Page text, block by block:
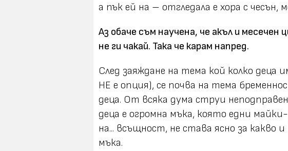
а пък ей на – отгледала е хора с чесън,
Аз обаче съм научена, че акъл и месечен
не ги чакай. Така че карам напред.
След заяждане на тема кой колко деца
НЕ е опция), се почва на тема
деца. От всяка дума струи
деца е огромна мъка, която едни
на... всъщност, не става ясно за какво
мъка.